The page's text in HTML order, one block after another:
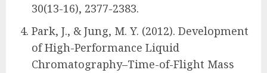
30(13-16), 2377-2383.
Park, J., & Jung, M. Y. (2012). Development
of High-Performance Liquid
Chromatography–Time-of-Flight Mass